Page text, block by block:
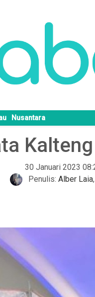
Nusantara
30 Januari 2023
Penulis: Alber Laia,